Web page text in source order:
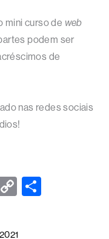
mini curso de web
podem ser
de
nas redes sociais
C